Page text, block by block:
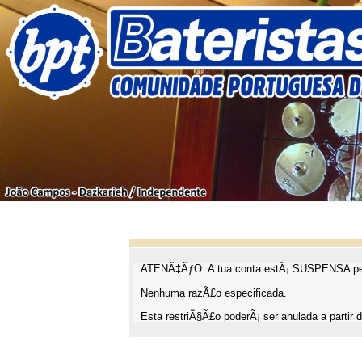
ATENÃ‡ÃƒO: A tua conta estÃ¡ SUSPENSA
Nenhuma razÃ£o especificada.
Esta restriÃ§Ã£o poderÃ¡ ser anulada a partir